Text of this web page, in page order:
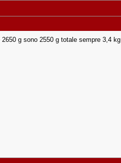
g sono 2550 g totale sempre 3,4 kg